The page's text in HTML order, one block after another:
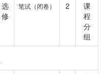
选
修
笔试（闭卷） 2
课
程
分
组